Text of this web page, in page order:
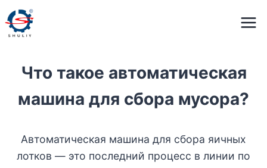
Перейти
к
содержимому
Что такое автоматическая
машина для сбора мусора?
Автоматическая машина для сбора яичных
лотков — это последний процесс в линии по